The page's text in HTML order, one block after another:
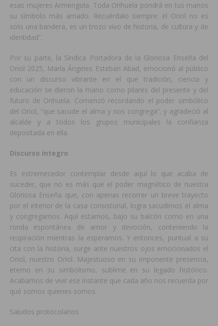
esas mujeres Armengola. Toda Orihuela pondrá en tus manos
su símbolo más amado. Recuérdalo siempre: el Oriol no es
solo una bandera, es un trozo vivo de historia, de cultura y de
identidad”.
Por su parte, la Síndica Portadora de la Gloriosa Enseña del
Oriol 2025, María Ángeles Esteban Abad, emocionó al público
con un discurso vibrante en el que tradición, ciencia y
educación se dieron la mano como pilares del presente y del
futuro de Orihuela. Comenzó recordando el poder simbólico
del Oriol, “que sacude el alma y nos congrega”, y agradeció al
alcalde y a todos los grupos municipales la confianza
depositada en ella.
Discurso íntegro
Es estremecedor contemplar desde aquí lo que acaba de
suceder, que no es más que el poder magnético de nuestra
Gloriosa Enseña que, con apenas recorrer un breve trayecto
por el interior de la casa consistorial, logra sacudirnos el alma
y congregarnos. Aquí estamos, bajo su balcón como en una
ronda espontánea de amor y devoción, conteniendo la
respiración mientras la esperamos. Y entonces, puntual a su
cita con la historia, surge ante nuestros ojos emocionados el
Oriol, nuestro Oriol. Majestuoso en su imponente presencia,
eterno en su simbolismo, sublime en su legado histórico.
Acabamos de vivir ese instante que cada año nos recuerda por
qué somos quienes somos.
Saludos protocolarios